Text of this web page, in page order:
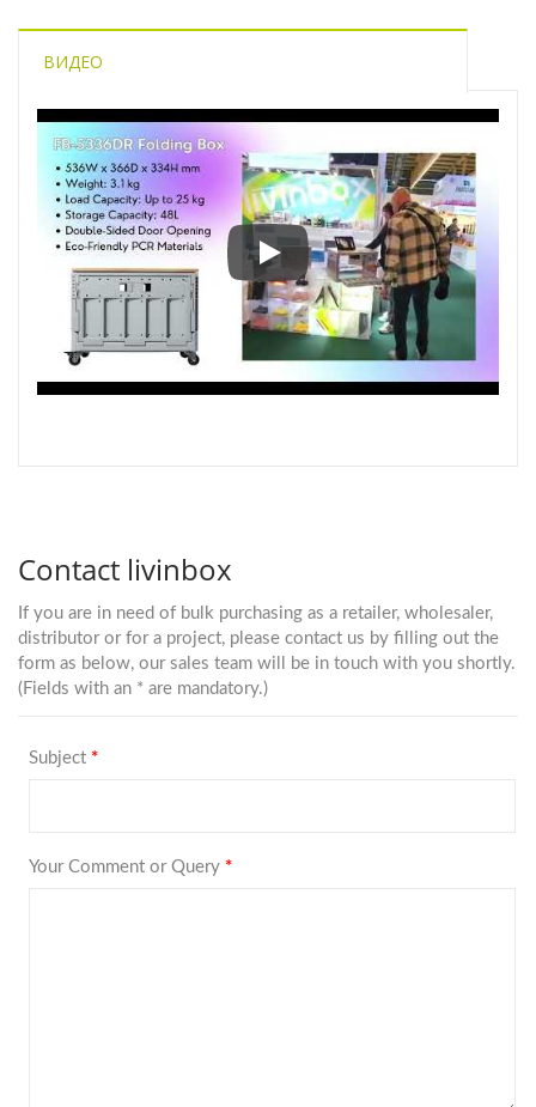
ВИДЕО
Ambiente 2025 | День 2